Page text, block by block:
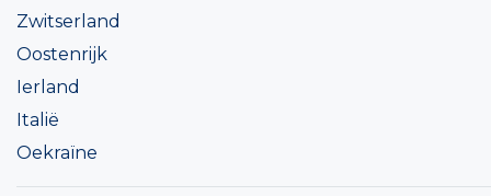
Zwitserland
Oostenrijk
Ierland
Italië
Oekraïne